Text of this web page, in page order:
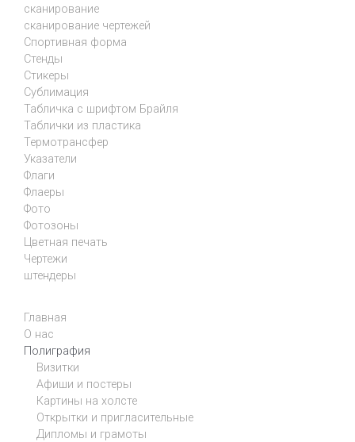
сканирование
сканирование чертежей
Спортивная форма
Стенды
Стикеры
Сублимация
Табличка с шрифтом Брайля
Таблички из пластика
Термотрансфер
Указатели
Флаги
Флаеры
Фото
Фотозоны
Цветная печать
Чертежи
штендеры
Главная
О нас
Полиграфия
Визитки
Афиши и постеры
Картины на холсте
Открытки и пригласительные
Дипломы и грамоты